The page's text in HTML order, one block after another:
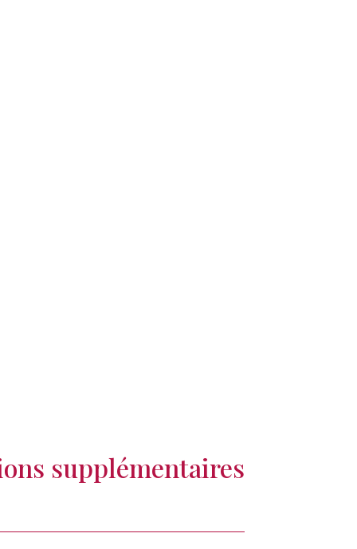
supplémentaires